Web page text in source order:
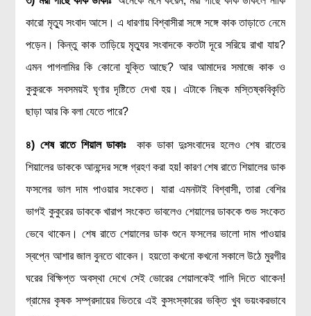
প্রশ্নমালা
লেখকদের আঙিনা
প্রবেশ
আপনার প্রোফাইল
বিজ্ঞানযাত্রায় লেখা জমা দেয়ার নির্দেশনাসমূহ
লক্ষ্য ও উদ্দেশ্য
কারো মৃত্যু সংবাদ আসে। এ ধারণায় বিশ্বাসীরা সঙ্গে সঙ্গে কাক তাড়াতে নেমে
পড়েন। কিন্তু কাক তাড়িয়ে মৃত্যুর সংবাদকে কতটা দূরে সরিয়ে রাখা যায়?
এমন পাগলামির কি কোনো যুক্তি আছে? আর আমাদের সমাজে কাক ও
কুকুরকে সবসময়ই ঘৃণার দৃষ্টিতে দেখা হয়। এটাকে নিছক মস্তিষ্কবিকৃতি
ছাড়া আর কি বলা যেতে পারে?
৪) শেষ রাতে শিয়াল ডাকাঃ কাক ডাকা দুঃসংবাদের হলেও শেষ রাতের
শিয়ালের ডাককে আনন্দের সঙ্গে গ্রহণ করা হয়! কারণ শেষ রাতে শিয়ালের ডাক
ফসলের ভাল দাম পাওয়ার সংকেত। যারা এমনটাই বিশ্বাসী, তারা বেশির
ভাগই কুকুরের ডাককে খারাপ সংকেত ভাবলেও শেয়ালের ডাককে শুভ সংকেত
ভেবে থাকেন। শেষ রাতে শেয়ালের ডাক শুনে ফসলের ভালো দাম পাওয়ার
স্বপ্নে আশার জাল বুনতে থাকেন। হয়তো কখনো কখনো সকালে উঠে মুরগীর
ঘরের বিক্ষিপ্ত অবস্থা দেখে সেই ভোরের শেয়ালকেই গালি দিতে থাকেন!
গ্রামের কৃষক সম্প্রদায়ের ভিতরে এই কুসংস্কারের ভক্তি খুব ভয়ংকরভাবে